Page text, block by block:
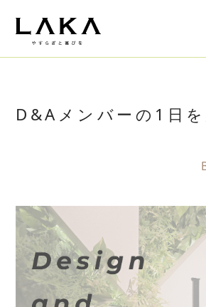
D&Aメンバーの1日を